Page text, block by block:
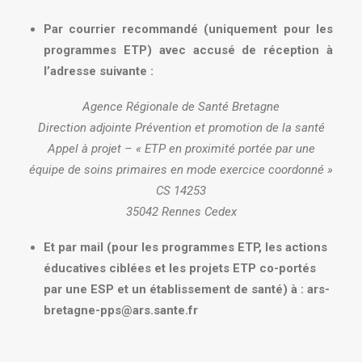
Par courrier recommandé (uniquement pour les
programmes ETP) avec accusé de réception à
l’adresse suivante :
Agence Régionale de Santé Bretagne
Direction adjointe Prévention et promotion de la santé
Appel à projet – « ETP en proximité portée par une
équipe de soins primaires en mode exercice coordonné »
CS 14253
35042 Rennes Cedex
Et par mail (pour les programmes ETP, les actions
éducatives ciblées et les projets ETP co-portés
par une ESP et un établissement de santé) à : ars-
bretagne-pps@ars.sante.fr